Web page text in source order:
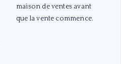
maison de ventes avant
que la vente commence.